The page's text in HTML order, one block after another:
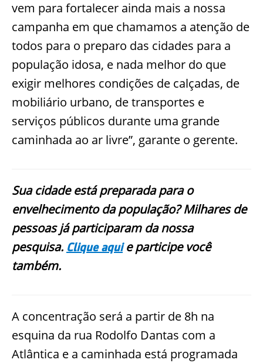
vem para fortalecer ainda mais a nossa
campanha em que chamamos a atenção de
todos para o preparo das cidades para a
população idosa, e nada melhor do que
exigir melhores condições de calçadas, de
mobiliário urbano, de transportes e
serviços públicos durante uma grande
caminhada ao ar livre”, garante o gerente.
Sua cidade está preparada para o
envelhecimento da população? Milhares de
pessoas já participaram da nossa
pesquisa. Clique aquie participe você
também.
A concentração será a partir de 8h na
esquina da rua Rodolfo Dantas com a
Atlântica e a caminhada está programada